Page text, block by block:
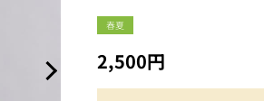
春夏
2,500円